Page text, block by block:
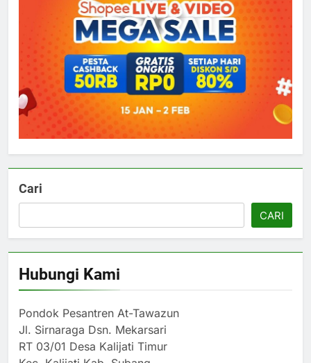
Cari
CARI
Hubungi Kami
Pondok Pesantren At-Tawazun
Jl. Sirnaraga Dsn. Mekarsari
RT 03/01 Desa Kalijati Timur